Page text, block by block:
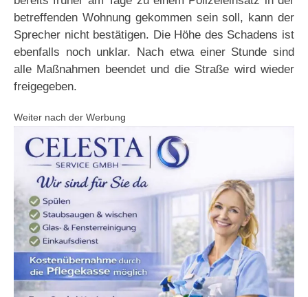
betreffenden Wohnung gekommen sein soll, kann der
Sprecher nicht bestätigen. Die Höhe des Schadens ist
ebenfalls noch unklar. Nach etwa einer Stunde sind
alle Maßnahmen beendet und die Straße wird wieder
freigegeben.
Weiter nach der Werbung